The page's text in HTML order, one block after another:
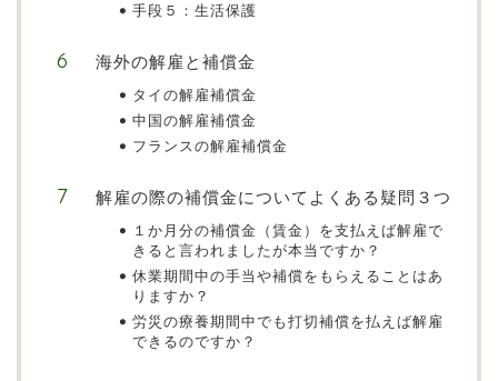
手段５：生活保護
海外の解雇と補償金
タイの解雇補償金
中国の解雇補償金
フランスの解雇補償金
解雇の際の補償金についてよくある疑問３つ
１か月分の補償金（賃金）を支払えば解雇で
きると言われましたが本当ですか？
休業期間中の手当や補償をもらえることはあ
りますか？
労災の療養期間中でも打切補償を払えば解雇
できるのですか？